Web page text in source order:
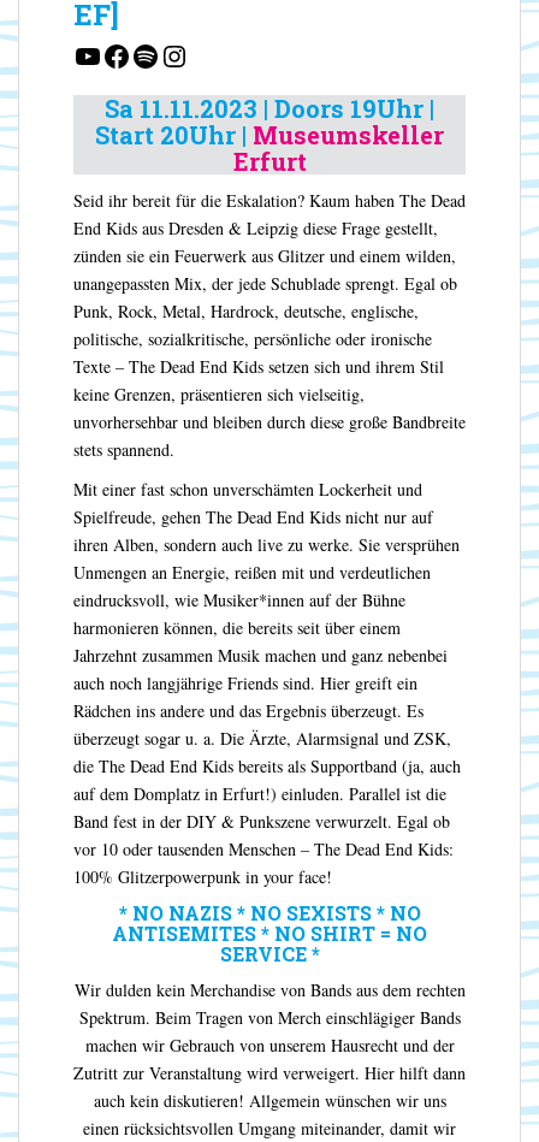
EF]
YouTube
Facebook
SpotifyInstagram
Sa 11.11.2023 | Doors 19Uhr |
Start 20Uhr | Museumskeller
Erfurt
Seid ihr bereit für die Eskalation? Kaum haben The Dead
End Kids aus Dresden & Leipzig diese Frage gestellt,
zünden sie ein Feuerwerk aus Glitzer und einem wilden,
unangepassten Mix, der jede Schublade sprengt. Egal ob
Punk, Rock, Metal, Hardrock, deutsche, englische,
politische, sozialkritische, persönliche oder ironische
Texte – The Dead End Kids setzen sich und ihrem Stil
keine Grenzen, präsentieren sich vielseitig,
unvorhersehbar und bleiben durch diese große Bandbreite
stets spannend.
Mit einer fast schon unverschämten Lockerheit und
Spielfreude, gehen The Dead End Kids nicht nur auf
ihren Alben, sondern auch live zu werke. Sie versprühen
Unmengen an Energie, reißen mit und verdeutlichen
eindrucksvoll, wie Musiker*innen auf der Bühne
harmonieren können, die bereits seit über einem
Jahrzehnt zusammen Musik machen und ganz nebenbei
auch noch langjährige Friends sind. Hier greift ein
Rädchen ins andere und das Ergebnis überzeugt. Es
überzeugt sogar u. a. Die Ärzte, Alarmsignal und ZSK,
die The Dead End Kids bereits als Supportband (ja, auch
auf dem Domplatz in Erfurt!) einluden. Parallel ist die
Band fest in der DIY & Punkszene verwurzelt. Egal ob
vor 10 oder tausenden Menschen – The Dead End Kids:
100% Glitzerpowerpunk in your face!
* NO NAZIS * NO SEXISTS * NO
ANTISEMITES * NO SHIRT = NO
SERVICE *
Wir dulden kein Merchandise von Bands aus dem rechten
Spektrum. Beim Tragen von Merch einschlägiger Bands
machen wir Gebrauch von unserem Hausrecht und der
Zutritt zur Veranstaltung wird verweigert. Hier hilft dann
auch kein diskutieren! Allgemein wünschen wir uns
einen rücksichtsvollen Umgang miteinander, damit wir